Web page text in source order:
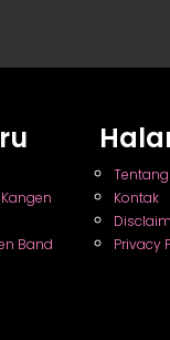
Band
Tentang
Kontak
Privacy